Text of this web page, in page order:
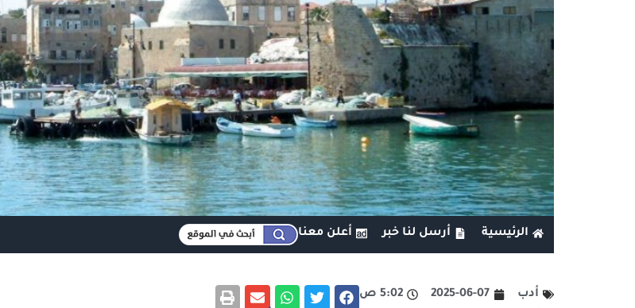
الرئيسية أرسل لنا خبر أعلن معنا
أدب 2025-06-07 5:02 ص